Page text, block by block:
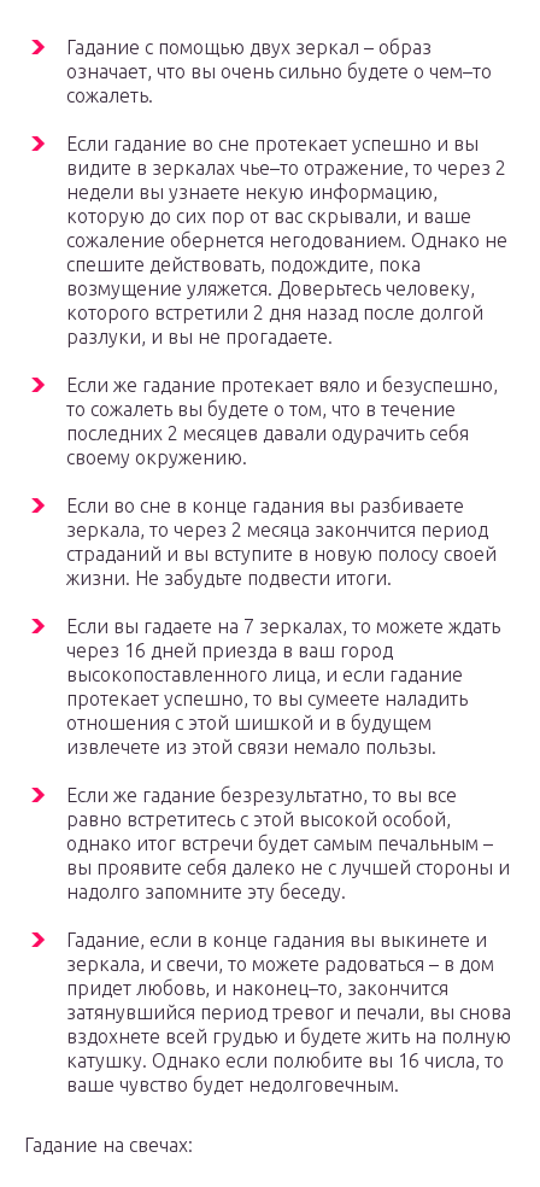
Гадание с помощью двух зеркал – образ
означает, что вы очень сильно будете о чем–то
сожалеть.
Если гадание во сне протекает успешно и вы
видите в зеркалах чье–то отражение, то через 2
недели вы узнаете некую информацию,
которую до сих пор от вас скрывали, и ваше
сожаление обернется негодованием. Однако не
спешите действовать, подождите, пока
возмущение уляжется. Доверьтесь человеку,
которого встретили 2 дня назад после долгой
разлуки, и вы не прогадаете.
Если же гадание протекает вяло и безуспешно,
то сожалеть вы будете о том, что в течение
последних 2 месяцев давали одурачить себя
своему окружению.
Если во сне в конце гадания вы разбиваете
зеркала, то через 2 месяца закончится период
страданий и вы вступите в новую полосу своей
жизни. Не забудьте подвести итоги.
Если вы гадаете на 7 зеркалах, то можете ждать
через 16 дней приезда в ваш город
высокопоставленного лица, и если гадание
протекает успешно, то вы сумеете наладить
отношения с этой шишкой и в будущем
извлечете из этой связи немало пользы.
Если же гадание безрезультатно, то вы все
равно встретитесь с этой высокой особой,
однако итог встречи будет самым печальным –
вы проявите себя далеко не с лучшей стороны и
надолго запомните эту беседу.
Гадание, если в конце гадания вы выкинете и
зеркала, и свечи, то можете радоваться – в дом
придет любовь, и наконец–то, закончится
затянувшийся период тревог и печали, вы снова
вздохнете всей грудью и будете жить на полную
катушку. Однако если полюбите вы 16 числа, то
ваше чувство будет недолговечным.
Гадание на свечах: